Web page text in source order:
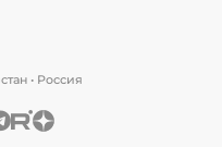
• Россия